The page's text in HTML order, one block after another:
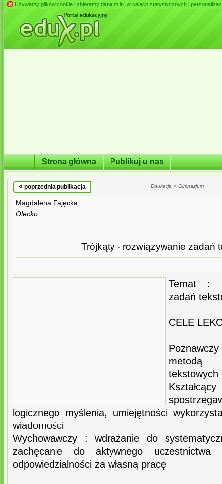
Używamy plików cookie i zbieramy dane m.in. w celach statystycznych i
Strona główna Publikuj u nas
« poprzednia publikacja Edukacja » Gimnazjum
Magdalena Fajęcka
Olecko
Trójkąty - rozwiązywanie zadań
Temat :
zadań
CELE
metodą
tekstowych
logicznego myślenia, umiejętności
wiadomości
Wychowawczy : wdrażanie do
zachęcanie do aktywnego uczestnictwa
odpowiedzialności za własną pracę